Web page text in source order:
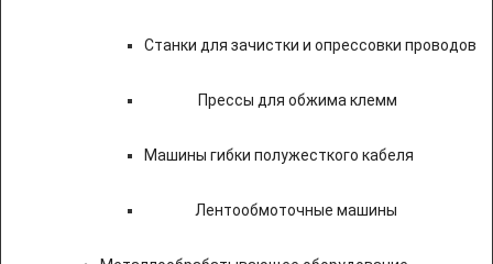
Станки для зачистки и опрессовки проводов
Прессы для обжима клемм
Машины гибки полужесткого кабеля
Лентообмоточные машины